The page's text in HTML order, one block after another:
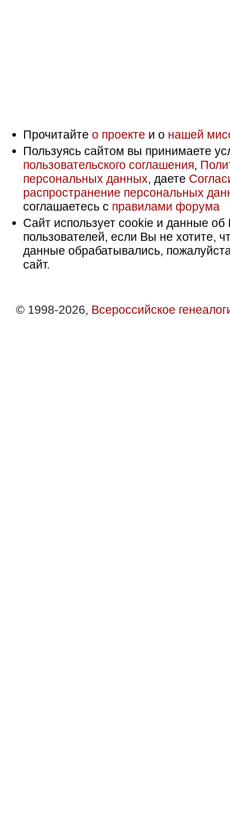
Прочитайте о проекте и о нашей
Пользуясь сайтом вы принимаете
пользовательского соглашения,
персональных данных, даете
распространение персональных
соглашаетесь с правилами форума
Сайт использует cookie и данные об
пользователей, если Вы не хотите,
данные обрабатывались,
сайт.
© 1998-2026, Всероссийское